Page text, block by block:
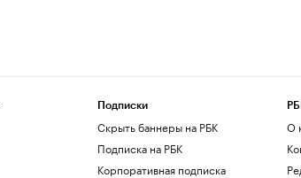
Подписки
Скрыть баннеры на РБК
Подписка на РБК
Корпоративная подписка
О